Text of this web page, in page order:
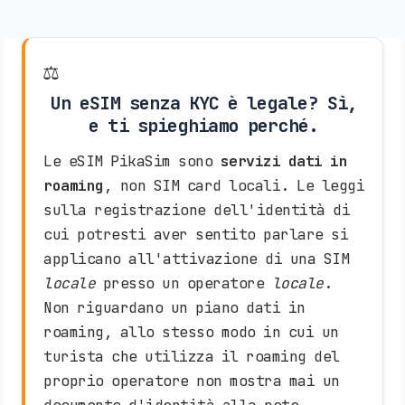
⚖️
Un eSIM senza KYC è legale? Sì,
e ti spieghiamo perché.
Le eSIM PikaSim sono servizi dati in
roaming , non SIM card locali. Le leggi
sulla registrazione dell'identità di
cui potresti aver sentito parlare si
applicano all'attivazione di una SIM
localepresso un operatore locale.
Non riguardano un piano dati in
roaming, allo stesso modo in cui un
turista che utilizza il roaming del
proprio operatore non mostra mai un